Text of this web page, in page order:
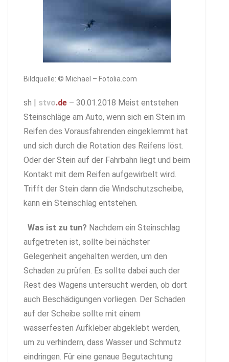
Bildquelle: © Michael – Fotolia.com
sh | stvo.de – 30.01.2018 Meist entstehen
Steinschläge am Auto, wenn sich ein Stein im
Reifen des Vorausfahrenden eingeklemmt hat
und sich durch die Rotation des Reifens löst.
Oder der Stein auf der Fahrbahn liegt und beim
Kontakt mit dem Reifen aufgewirbelt wird.
Trifft der Stein dann die Windschutzscheibe,
kann ein Steinschlag entstehen.
Was ist zu tun? Nachdem ein Steinschlag
aufgetreten ist, sollte bei nächster
Gelegenheit angehalten werden, um den
Schaden zu prüfen. Es sollte dabei auch der
Rest des Wagens untersucht werden, ob dort
auch Beschädigungen vorliegen. Der Schaden
auf der Scheibe sollte mit einem
wasserfesten Aufkleber abgeklebt werden,
um zu verhindern, dass Wasser und Schmutz
eindringen. Für eine genaue Begutachtung